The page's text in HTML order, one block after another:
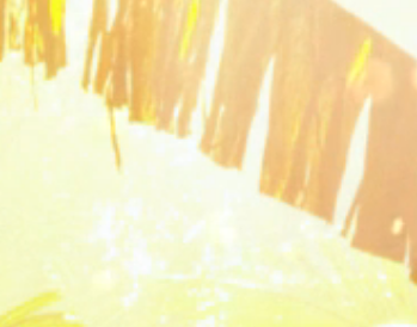
SODIUM BENZOATE, BEHENYL ALCOHOL, CAESALPINIA
SPINOSA GUM, XANTHAN GUM, ARACHIDYL GLUCOSIDE,
TOCOPHEROL, POTASSIUM SORBATE, CETEARYL ALCOHOL.